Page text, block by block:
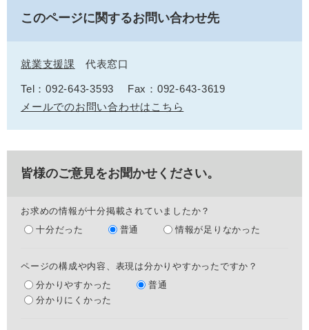
このページに関するお問い合わせ先
就業支援課 代表窓口
Tel：092-643-3593
Fax：092-643-3619
メールでのお問い合わせはこちら
皆様のご意見をお聞かせください。
お求めの情報が十分掲載されていましたか？
十分だった
普通 情報が足りなかった
ページの構成や内容、表現は分かりやすかったですか？
分かりやすかった
普通
分かりにくかった